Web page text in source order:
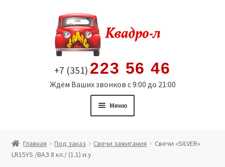
содержимому
+7 (351) 223 56 46
Ждём Ваших звонков с 9:00 до 21:00
Меню
Витрина
Главная Под заказ Свечи зажигания
Свечи «SILVER»
LR15YS /ВАЗ 8 кл./ (1.1) и.у.